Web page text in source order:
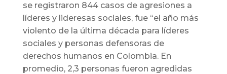
se registraron 844 casos de agresiones a
líderes y lideresas sociales, fue “el año más
violento de la última década para líderes
sociales y personas defensoras de
derechos humanos en Colombia. En
promedio, 2,3 personas fueron agredidas